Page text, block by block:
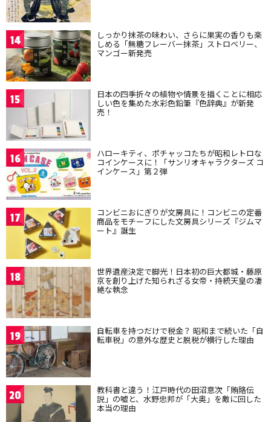
14 しっかり抹茶の味わい、さらに果実の香りも楽
しめる「無糖フレーバー抹茶」ストロベリー、
マンゴー新発売
15 日本の四季折々の植物や情景を描くことに相応
しい色を集めた水彩色鉛筆『色辞典』が新発
売！
16 ハローキティ、ポチャッコたちが昭和レトロな
コインケースに！「サンリオキャラクターズ コ
インケース」第２弾
17 コンビニおにぎりが文房具に！コンビニの定番
商品をモチーフにした文房具シリーズ『ジムマ
ート』誕生
18 世界遺産決定で脚光！日本初の巨大都城・藤原
京を創り上げた知られざる女帝・持統天皇の凄
絶な執念
19 自転車を持つだけで税金？ 昭和まで続いた「自
転車税」の意外な歴史と脱税が横行した理由
20 教科書と違う！江戸時代の田沼意次「賄賂伝
説」の嘘と、水野忠邦が「大奥」を敵に回した
本当の理由